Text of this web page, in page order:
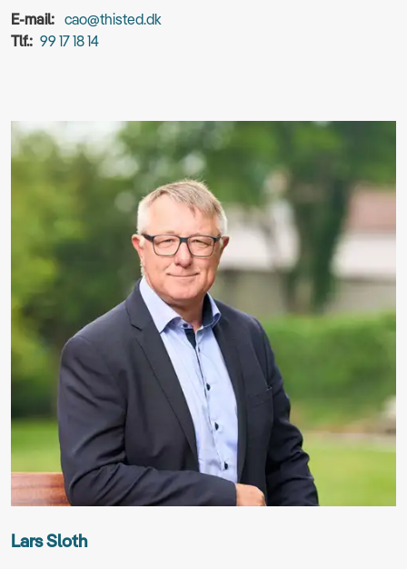
E-mail: cao@thisted.dk
Tlf.: 99 17 18 14
Lars Sloth